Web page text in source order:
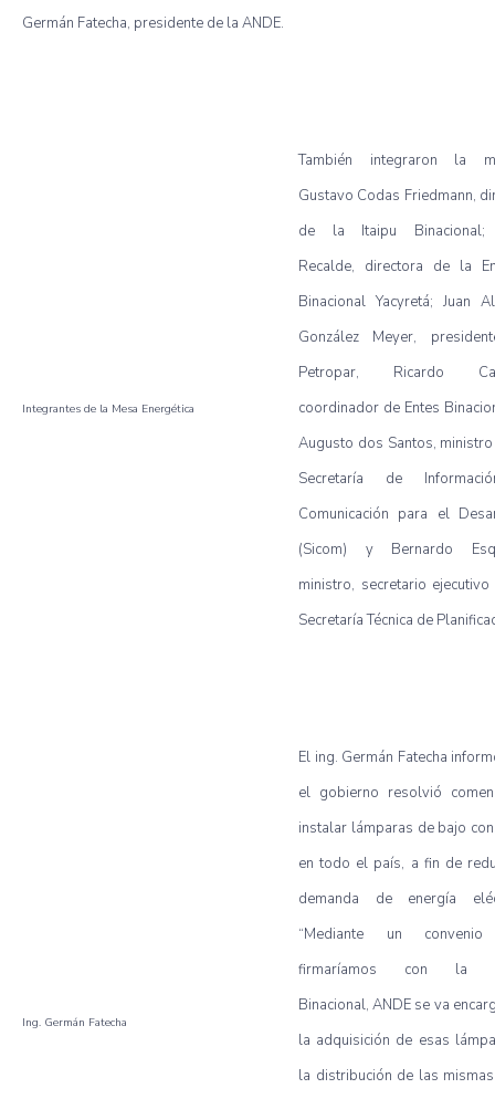
Germán Fatecha, presidente de la ANDE.
Integrantes de la Mesa Energética
También integraron la
Gustavo Codas Friedmann,
de la Itaipu Binacional;
Recalde, directora de la
Binacional Yacyretá; Juan
González Meyer,
Petropar, Ricardo
coordinador de Entes
Augusto dos Santos,
Secretaría de
Comunicación para el
(Sicom) y Bernardo
ministro, secretario
Secretaría Técnica de
Ing. Germán Fatecha
El ing. Germán Fatecha
el gobierno resolvió
instalar lámparas de bajo
en todo el país, a fin de
demanda de energía
“Mediante un
firmaríamos con la
Binacional, ANDE se va
la adquisición de esas
la distribución de las